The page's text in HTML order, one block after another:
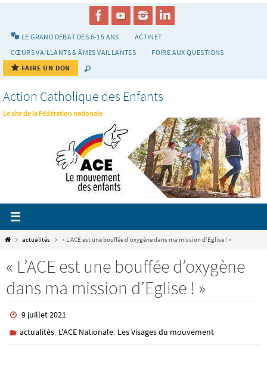
LE GRAND DÉBAT DES 6-15 ANS
ACTINET
CŒURS VAILLANTS & ÂMES VAILLANTES
FOIRE AUX QUESTIONS
FAIRE UN DON
Action Catholique des Enfants
Le site de la Fédération nationale
Homeactualités « L’ACE est une bouffée d’oxygène dans ma mission d’Eglise ! »
« L’ACE est une bouffée d’oxygène
dans ma mission d’Eglise ! »
9 juillet 2021
actualités, L'ACE Nationale, Les Visages du mouvement